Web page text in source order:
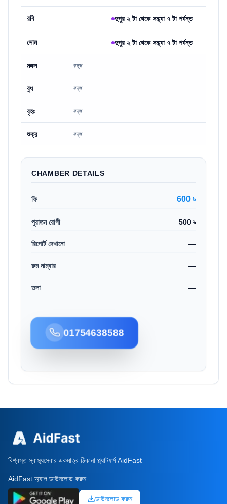
রবি — দুপুর ২ টা থেকে সন্ধ্যা ৭ টা পর্যন্ত
সোম — দুপুর ২ টা থেকে সন্ধ্যা ৭ টা পর্যন্ত
মঙ্গল বন্ধ
বুধ বন্ধ
বৃহঃ বন্ধ
শুক্র বন্ধ
CHAMBER DETAILS
ফি 600 ৳
পুরাতন রোগী 500 ৳
রিপোর্ট দেখানো —
রুম নাম্বার —
তলা —
01754638588
বিশ্বস্ত স্বাস্থ্যসেবার একমাত্র ঠিকানা প্ল্যাটফর্ম AidFast
AidFast অ্যাপ ডাউনলোড করুন
ডাউনলোড করুন